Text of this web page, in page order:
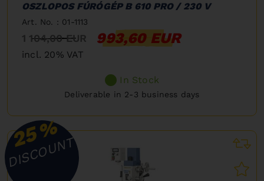
OSZLOPOS FÚRÓGÉP B 610 PRO / 230 V
Art. No. : 01-1113
1 104,00 EUR 993,60 EUR
incl. 20% VAT
In Stock
Deliverable in 2-3 business days
25%
DISCOUNT